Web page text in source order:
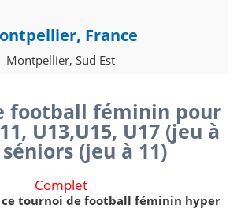
France
Montpellier, Sud Est
football féminin pour
U13,U15, U17 (jeu à
(jeu à 11)
Complet
tournoi de football féminin hyper